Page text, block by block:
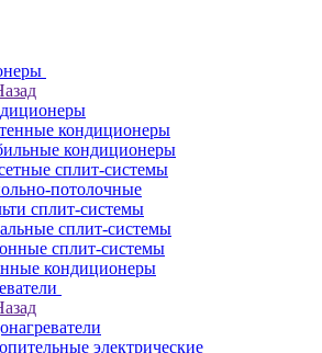
кондиционеры
кондиционеры
сплит-системы
потолочные
сплит-системы
сплит-системы
сплит-системы
кондиционеры
электрические